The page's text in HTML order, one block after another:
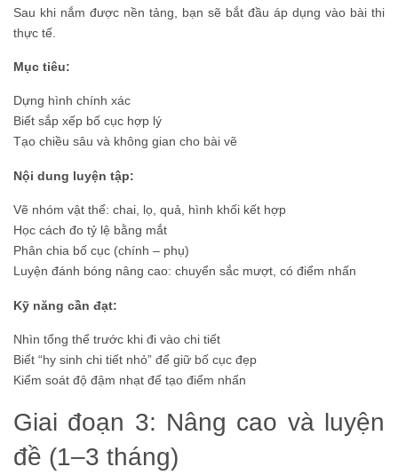
Sau khi nắm được nền tảng, bạn sẽ bắt đầu áp dụng vào bài thi
thực tế.
Mục tiêu:
Dựng hình chính xác
Biết sắp xếp bố cục hợp lý
Tạo chiều sâu và không gian cho bài vẽ
Nội dung luyện tập:
Vẽ nhóm vật thể: chai, lọ, quả, hình khối kết hợp
Học cách đo tỷ lệ bằng mắt
Phân chia bố cục (chính – phụ)
Luyện đánh bóng nâng cao: chuyển sắc mượt, có điểm nhấn
Kỹ năng cần đạt:
Nhìn tổng thể trước khi đi vào chi tiết
Biết “hy sinh chi tiết nhỏ” để giữ bố cục đẹp
Kiểm soát độ đậm nhạt để tạo điểm nhấn
Giai đoạn 3: Nâng cao và luyện
đề (1–3 tháng)